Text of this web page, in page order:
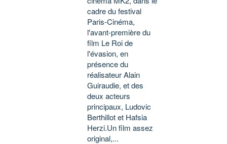
cadre du festival
Paris-Cinéma,
l'avant-première du
film Le Roi de
l'évasion, en
présence du
réalisateur Alain
Guiraudie, et des
deux acteurs
principaux, Ludovic
Berthillot et Hafsia
Herzi.Un film assez
original,...